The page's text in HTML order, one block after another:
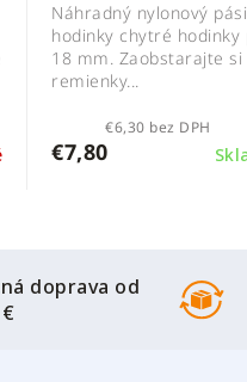
€6,30 bez DPH
€7,80
Náhradný nylonový
hodinky chytré
18 mm. Zaobstarajte si
remienky...
doprava od